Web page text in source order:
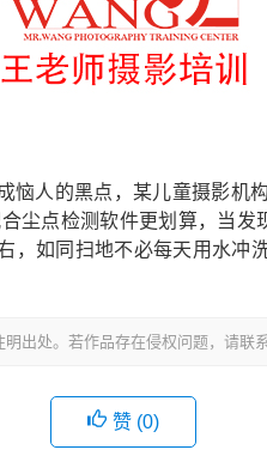
恼人的黑点，某儿童摄影机
尘点检测软件更划算，当
，如同扫地不必每天用水冲
出处。若作品存在侵权问题，请联系
赞 (0)